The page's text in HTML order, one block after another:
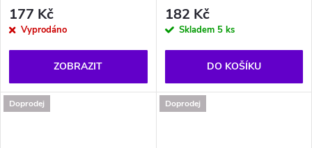
177 Kč
Vyprodáno
ZOBRAZIT
182 Kč
Skladem 5 ks
DO KOŠÍKU
Doprodej Doprodej